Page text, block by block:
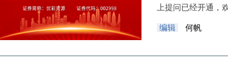
上提问已经开通，
编辑 何帆